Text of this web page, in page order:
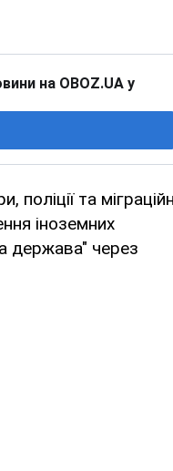
на OBOZ.UA у
та
іноземних
держава" через